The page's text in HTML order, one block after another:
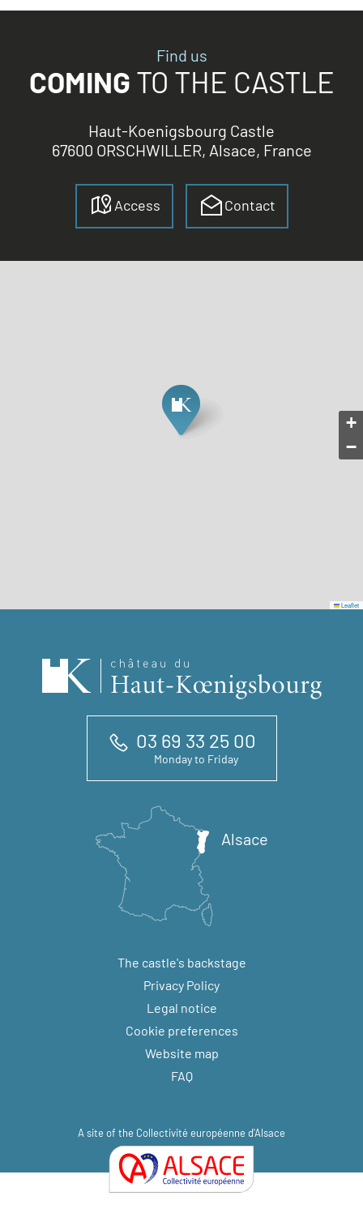
Find us
COMING TO THE CASTLE
Haut-Koenigsbourg Castle
67600 ORSCHWILLER, Alsace, France
Access Contact
+
−
Leaflet
03 69 33 25 00
Monday to Friday
The castle's backstage
Privacy Policy
Legal notice
Cookie preferences
Website map
FAQ
Alsace
A site of the Collectivité européenne d'Alsace